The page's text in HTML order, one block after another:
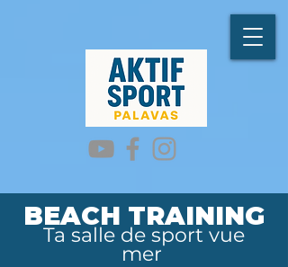
BEACH TRAINING
Ta salle de sport vue
mer